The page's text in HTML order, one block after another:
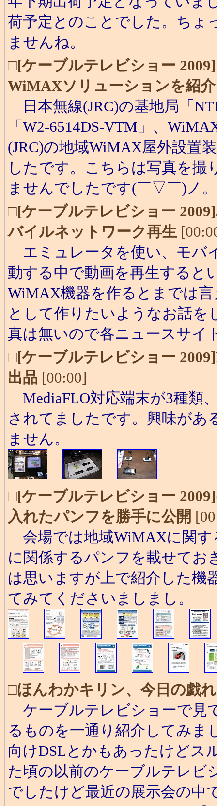
荷予定とのことでした。ちょ
ませんね。
□[ケーブルテレビショー
WiMAXソリューションを紹介
日本無線(JRC)の基地局「
「W2-6514DS-VTM」、
(JRC)の地域WiMAX屋外設置
したです。こちらは写真を撮
ませんでしたです(￣▽￣)ノ。
□[ケーブルテレビショー
バイルネットワーク再生
エミュレータを使い、モバ
動する中で動画を再生すると
WiMAX機器を作るとまでは
として作りたいようなお話
真は無いので各ニュースサイ
□[ケーブルテレビショー
出品 [00:00]
MediaFLO対応端末が3種類
されてましたです。興味があ
ません。
□[ケーブルテレビショー
入れたパンフを勝手に公開
会場では地域WiMAXに関
に関係するパンフを載せてお
は思いますが上で紹介した機
てみてくださいましまし。
□ほんわかキリン、今日の戯
ケーブルテレビショーで見
るものを一通り紹介してみま
向けDSLとかもあったけどス
た頃の以前のケーブルテレビ
でしたけど最近の展示会の中